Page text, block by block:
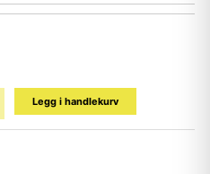
Legg i handlekurv